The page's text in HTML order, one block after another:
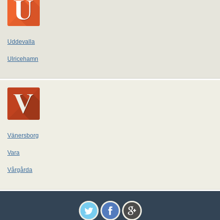
Uddevalla
Ulricehamn
Vänersborg
Vara
Vårgårda